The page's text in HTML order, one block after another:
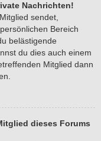
Nachrichten!
sendet,
Bereich
belästigende
du dies auch einem
Mitglied dann
dieses Forums